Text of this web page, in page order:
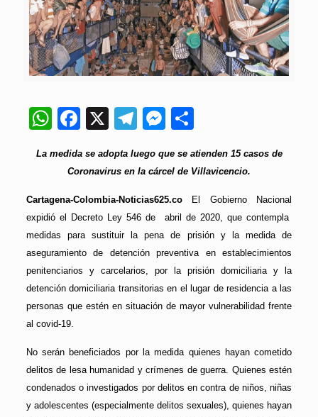
WhatsApp
Facebook
X Telegram
Messenger
La medida se adopta luego que se atienden 15 casos de
Coronavirus en la cárcel de Villavicencio.
Cartagena-Colombia-Noticias625.co
El Gobierno Nacional
expidió el Decreto Ley 546 de abril de 2020, que contempla
medidas para sustituir la pena de prisión y la medida de
aseguramiento de detención preventiva en establecimientos
penitenciarios y carcelarios, por la prisión domiciliaria y la
detención domiciliaria transitorias en el lugar de residencia a las
personas que estén en situación de mayor vulnerabilidad frente
al covid-19.
No serán beneficiados por la medida quienes hayan cometido
delitos de lesa humanidad y crímenes de guerra. Quienes estén
condenados o investigados por delitos en contra de niños, niñas
y adolescentes (especialmente delitos sexuales), quienes hayan